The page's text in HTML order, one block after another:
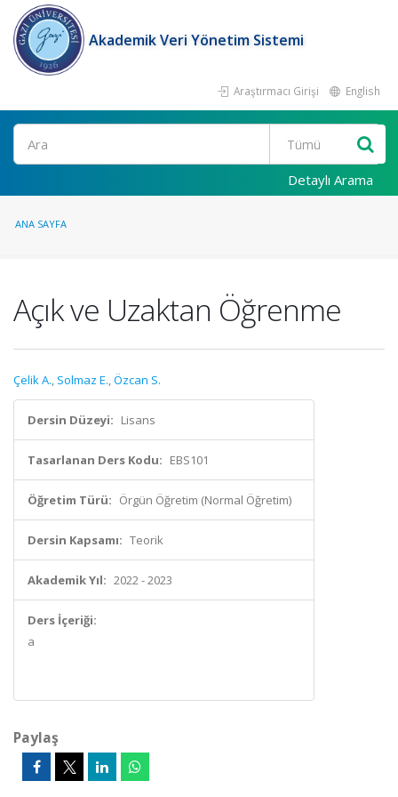
Akademik Veri Yönetim Sistemi
Araştırmacı Girişi English
Ara
Detaylı Arama
ANA SAYFA
Açık ve Uzaktan Öğrenme
Çelik A., Solmaz E.,Özcan S.
Dersin Düzeyi: Lisans
Tasarlanan Ders Kodu: EBS101
Öğretim Türü: Örgün Öğretim (Normal Öğretim)
Dersin Kapsamı: Teorik
Akademik Yıl: 2022 - 2023
Ders İçeriği:
a
Paylaş